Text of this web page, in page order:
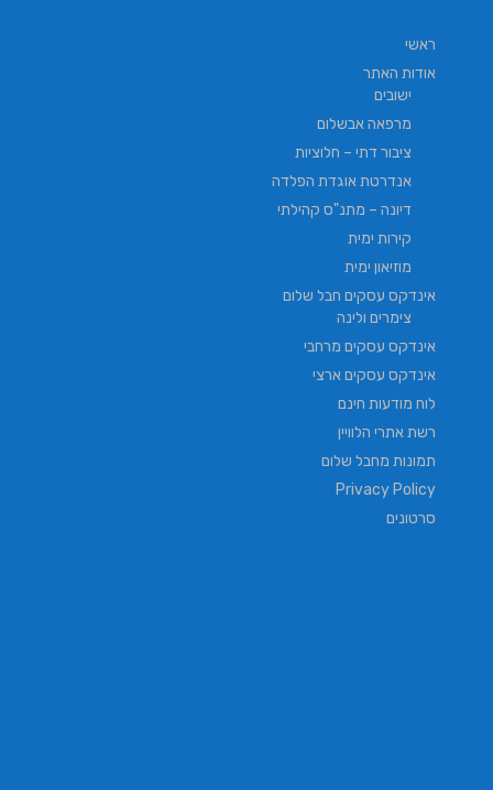
ראשי
אודות האתר
ישובים
מרפאה אבשלום
ציבור דתי – חלוציות
אנדרטת אוגדת הפלדה
דיונה – מתנ"ס קהילתי
קירות ימית
מוזיאון ימית
אינדקס עסקים חבל שלום
צימרים ולינה
אינדקס עסקים מרחבי
אינדקס עסקים ארצי
לוח מודעות חינם
רשת אתרי הלוויין
תמונות מחבל שלום
Privacy Policy
סרטונים